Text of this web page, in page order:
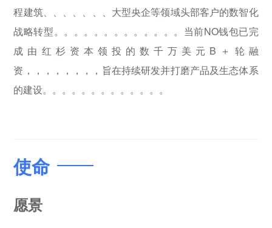
程建筑、、、、、、、大型央企等领域头部客户的数智化
战略转型。。。。。。。。。。。。。当前NO钱包已完
成由红杉资本领投的数千万美元B＋轮融
资，，，，，，，，旨在持续研发并打磨产品及生态体系
的建设。。。。。。。。。。。。。
使命
愿景